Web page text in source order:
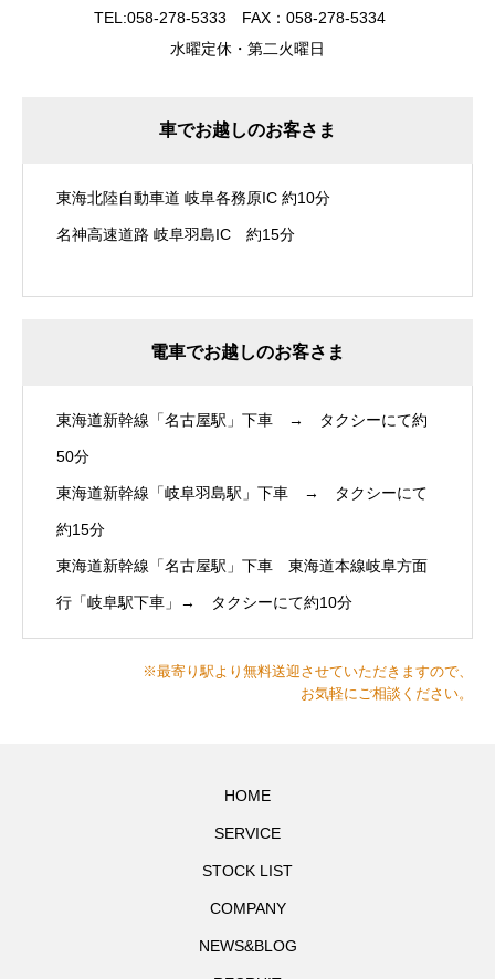
TEL:058-278-5333 FAX：058-278-5334
水曜定休・第二火曜日
車でお越しのお客さま
東海北陸自動車道 岐阜各務原IC 約10分
名神高速道路 岐阜羽島IC 約15分
電車でお越しのお客さま
東海道新幹線「名古屋駅」下車 → タクシーにて約
50分
東海道新幹線「岐阜羽島駅」下車 → タクシーにて
約15分
東海道新幹線「名古屋駅」下車 東海道本線岐阜方面
行「岐阜駅下車」→ タクシーにて約10分
※最寄り駅より無料送迎させていただきますので、
お気軽にご相談ください。
HOME
SERVICE
STOCK LIST
COMPANY
NEWS&BLOG